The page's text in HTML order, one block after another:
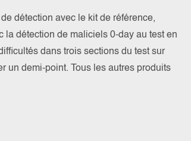
détection avec le kit de référence,
la détection de maliciels 0-day au test en
dans trois sections du test sur
un demi-point. Tous les autres produits